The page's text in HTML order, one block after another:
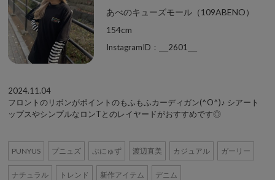
あべのキューズモール（109ABENO）
154cm
InstagramID：___2601___
2024.11.04
フロントのリボンがポイントのもふもふカーディガン(^O^)♪ シアート
ップスやシンプルなロンTとのレイヤードがおすすめです◎
PUNYUS プニュズ ぷにゅず 渡辺直美 カジュアル ガーリー
ナチュラル トレンド 新作アイテム デニム